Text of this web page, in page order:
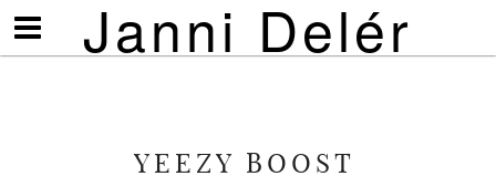
Janni Delér
Visa/göm
meny
YEEZY BOOST